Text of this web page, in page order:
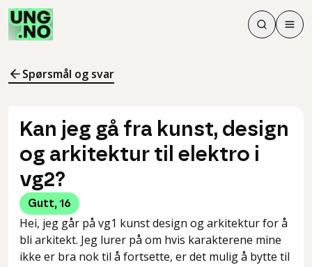
Søk
Søk
Meny
Spørsmål og svar
Kan jeg gå fra kunst, design
og arkitektur til elektro i
vg2?
Gutt, 16
Hei, jeg går på vg1 kunst design og arkitektur for å
bli arkitekt. Jeg lurer på om hvis karakterene mine
ikke er bra nok til å fortsette, er det mulig å bytte til